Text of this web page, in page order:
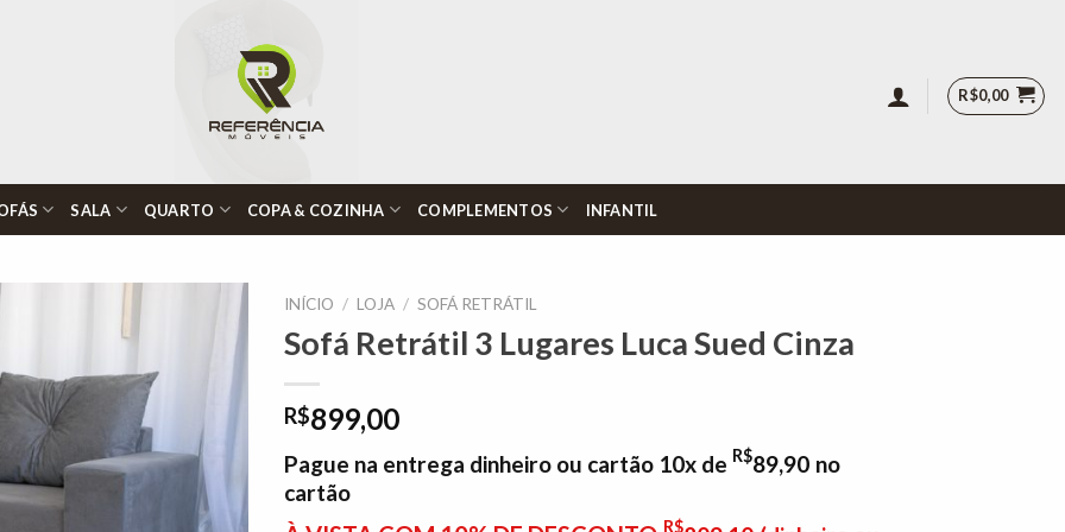
R$0,00
SALA QUARTO COPA & COZINHA COMPLEMENTOS INFANTIL
à lista de
desejos"
INÍCIO / LOJA / SOFÁ RETRÁTIL
Sofá Retrátil 3 Lugares Luca Sued Cinza
R$899,00
Pague na entrega dinheiro ou cartão 10x de R$89,90 no
cartão
R$